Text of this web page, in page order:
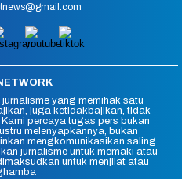
yang memihak satu
juga ketidakbajikan, tidak
percaya tugas pers bukan
melenyapkannya, bukan
mengkomunikasikan saling
jurnalisme untuk memaki atau
untuk menjilat atau